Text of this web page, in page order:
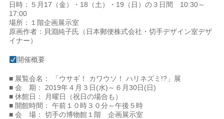
日時：５月17（金）・18（土）・19（日）の３日間 10:30～
17:00
場所：１階企画展示室
原画作者：貝淵純子氏（日本郵便株式会社・切手デザイン室デザ
イナー）
開催概要
■ 展覧会名： 「ウサギ！ カワウソ！ ハリネズミ!?」展
■ 会 期： 2019年４月３日(水)～６月30日(日)
■ 休館日： 月曜日（祝日の場合も）
■ 開館時間： 午前１０時３０分～午後５時
■ 会 場： 切手の博物館１階 企画展示室